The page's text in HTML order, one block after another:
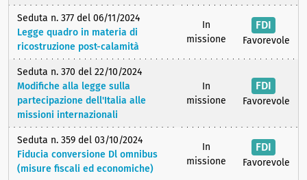
Seduta n. 377 del 06/11/2024
Legge quadro in materia di
ricostruzione post-calamità
In
missione
FDI
Favorevole
Seduta n. 370 del 22/10/2024
Modifiche alla legge sulla
partecipazione dell'Italia alle
missioni internazionali
In
missione
FDI
Favorevole
Seduta n. 359 del 03/10/2024
Fiducia conversione Dl omnibus
(misure fiscali ed economiche)
In
missione
FDI
Favorevole